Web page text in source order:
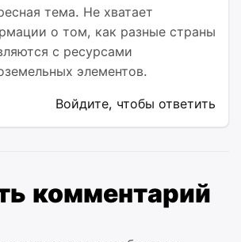
тема. Не хватает
о том, как разные страны
с ресурсами
элементов.
Войдите, чтобы ответить
комментарий